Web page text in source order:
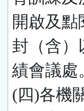
開啟及
封（含）
績會議處
(四)各機